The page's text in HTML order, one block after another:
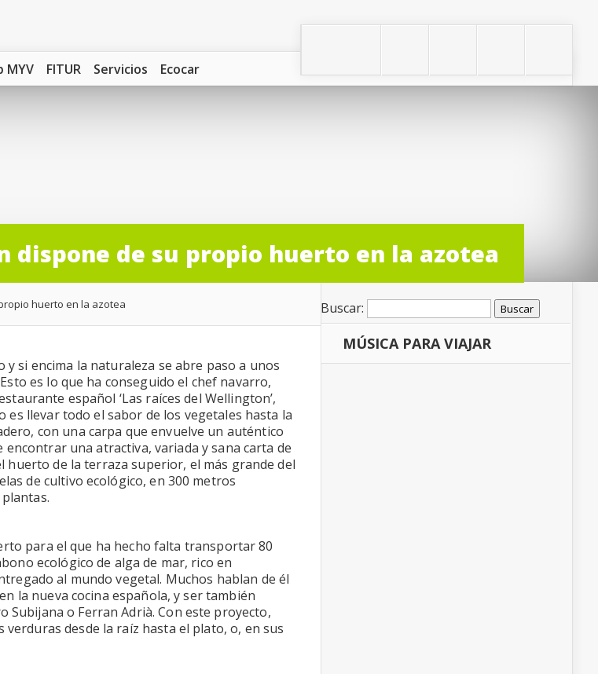
MYV FITUR Servicios Ecocar
de su propio huerto en la azotea
huerto en la azotea
si encima la naturaleza se abre paso a unos
es lo que ha conseguido el chef navarro,
español ‘Las raíces del Wellington’,
llevar todo el sabor de los vegetales hasta la
con una carpa que envuelve un auténtico
encontrar una atractiva, variada y sana carta de
huerto de la terraza superior, el más grande del
de cultivo ecológico, en 300 metros
para el que ha hecho falta transportar 80
ecológico de alga de mar, rico en
al mundo vegetal. Muchos hablan de él
la nueva cocina española, y ser también
Subijana o Ferran Adrià. Con este proyecto,
desde la raíz hasta el plato, o, en sus
Buscar:
MÚSICA PARA VIAJAR